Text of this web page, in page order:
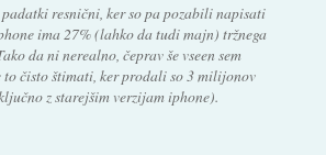
resnični, ker so pa pozabili napisati
ima 27% (lahko da tudi majn) tržnega
da ni nerealno, čeprav še vseen sem
to čisto štimati, ker prodali so 3 milijonov
z starejšim verzijam iphone).